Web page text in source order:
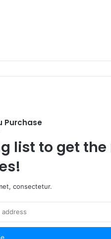
Purchase
list to get the
consectetur.